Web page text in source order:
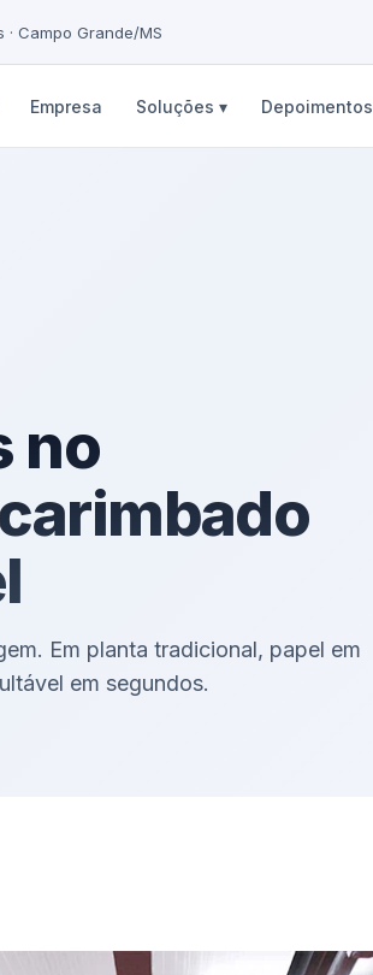
· Campo Grande/MS
Empresa Soluções ▾ Depoimentos
no
Em planta tradicional, papel em
em segundos.